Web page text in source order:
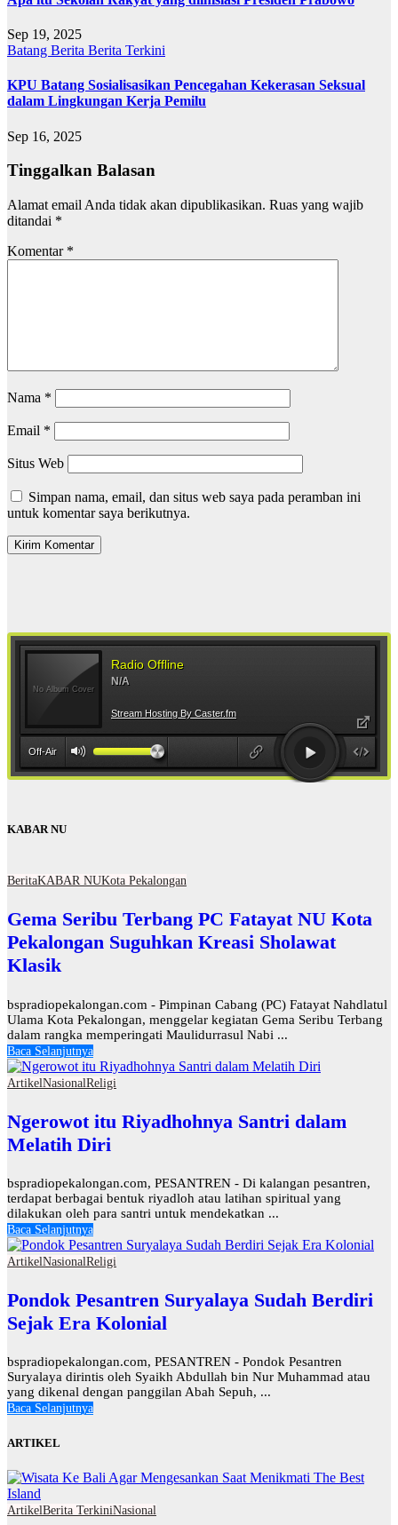
Sep 19, 2025
Batang Berita Berita Terkini
KPU Batang Sosialisasikan Pencegahan Kekerasan Seksual
dalam Lingkungan Kerja Pemilu
Sep 16, 2025
Tinggalkan Balasan
Alamat email Anda tidak akan dipublikasikan. Ruas yang wajib
ditandai *
Komentar *
Nama *
Email *
Situs Web
Simpan nama, email, dan situs web saya pada peramban ini
untuk komentar saya berikutnya.
KABAR NU
BeritaKABAR NUKota Pekalongan
Gema Seribu Terbang PC Fatayat NU Kota
Pekalongan Suguhkan Kreasi Sholawat
Klasik
bspradiopekalongan.com - Pimpinan Cabang (PC) Fatayat Nahdlatul
Ulama Kota Pekalongan, menggelar kegiatan Gema Seribu Terbang
dalam rangka memperingati Maulidurrasul Nabi ...
Baca Selanjutnya
ArtikelNasionalReligi
Ngerowot itu Riyadhohnya Santri dalam
Melatih Diri
bspradiopekalongan.com, PESANTREN - Di kalangan pesantren,
terdapat berbagai bentuk riyadloh atau latihan spiritual yang
dilakukan oleh para santri untuk mendekatkan ...
Baca Selanjutnya
ArtikelNasionalReligi
Pondok Pesantren Suryalaya Sudah Berdiri
Sejak Era Kolonial
bspradiopekalongan.com, PESANTREN - Pondok Pesantren
Suryalaya dirintis oleh Syaikh Abdullah bin Nur Muhammad atau
yang dikenal dengan panggilan Abah Sepuh, ...
Baca Selanjutnya
ARTIKEL
ArtikelBerita TerkiniNasional